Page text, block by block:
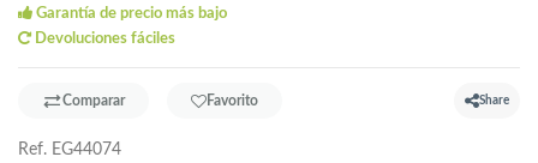
Garantía de precio más bajo
Devoluciones fáciles
Comparar Favorito Share
Ref. EG44074